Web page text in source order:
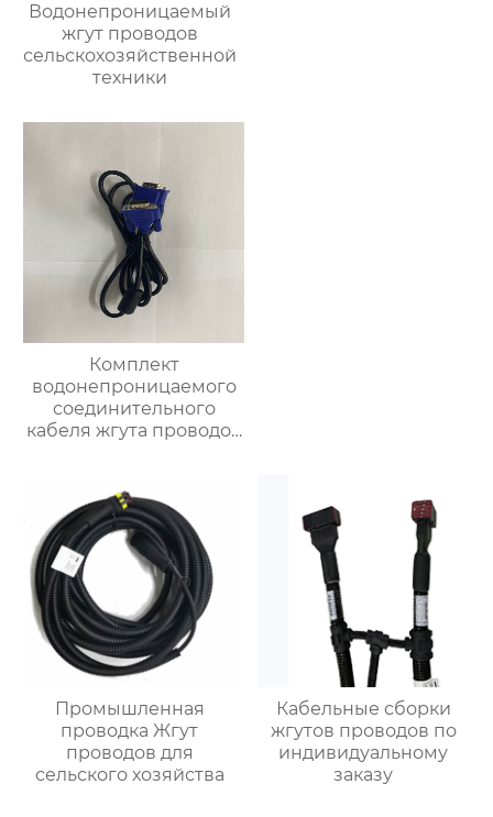
Водонепроницаемый
жгут проводов
сельскохозяйственной
техники
Комплект
водонепроницаемого
соединительного
кабеля жгута проводов
трактора
Промышленная
проводка Жгут
проводов для
сельского хозяйства
Кабельные сборки
жгутов проводов по
индивидуальному
заказу